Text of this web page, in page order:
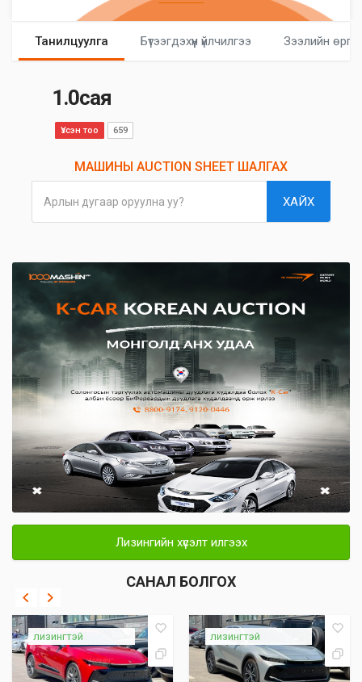
Танилцуулга Бүтээгдэхүүн үйлчилгээ Зээлийн
1.0сая
Үзсэн тоо 659
МАШИНЫ AUCTION SHEET ШАЛГАХ
Арлын дугаар оруулна уу? ХАЙХ
Лизингийн хүсэлт илгээх
САНАЛ БОЛГОХ
лизингтэй лизингтэй